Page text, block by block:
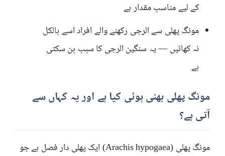
کے لیے مناسب مقدار ہے
مونگ پھلی سے الرجی رکھنے والے افراد اسے بالکل
نہ کھائیں — یہ سنگین الرجی کا سبب بن سکتی
ہے
مونگ پھلی بھنی ہوئی کیا ہے اور یہ کہاں سے
آتی ہے؟
مونگ پھلی (Arachis hypogaea) ایک پھلی دار فصل ہے جو